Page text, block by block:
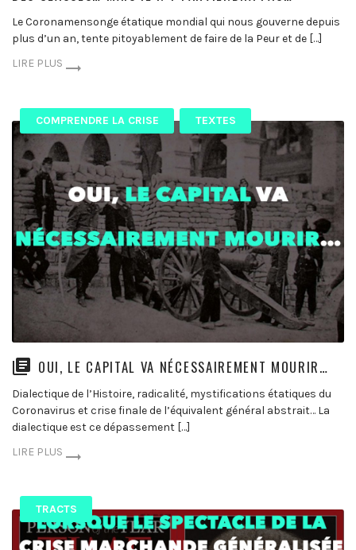
Le Coronamensonge étatique mondial qui nous gouverne depuis
plus d’un an, tente pitoyablement de faire de la Peur et de […]
LIRE PLUS
COMPRENDRE LA CRISE TEXTES
OUI, LE CAPITAL VA NÉCESSAIREMENT MOURIR…
Dialectique de l’Histoire, radicalité, mystifications étatiques du
Coronavirus et crise finale de l’équivalent général abstrait… La
dialectique est ce dépassement […]
LIRE PLUS
TRACTS